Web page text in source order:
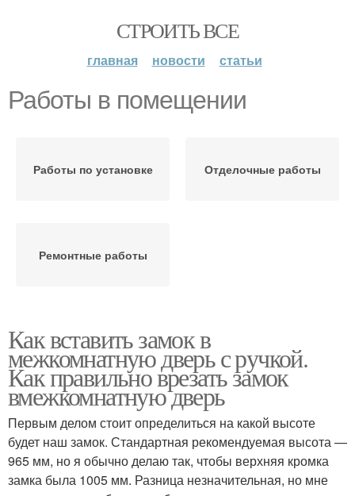
СТРОИТЬ ВСЕ
главная новости статьи
Работы в помещении
Работы по установке Отделочные работы
Ремонтные работы
Как вставить замок в
межкомнатную дверь с ручкой.
Как правильно врезать замок
вмежкомнатную дверь
Первым делом стоит определиться на какой высоте
будет наш замок. Стандартная рекомендуемая высота —
965 мм, но я обычно делаю так, чтобы верхняя кромка
замка была 1005 мм. Разница незначительная, но мне